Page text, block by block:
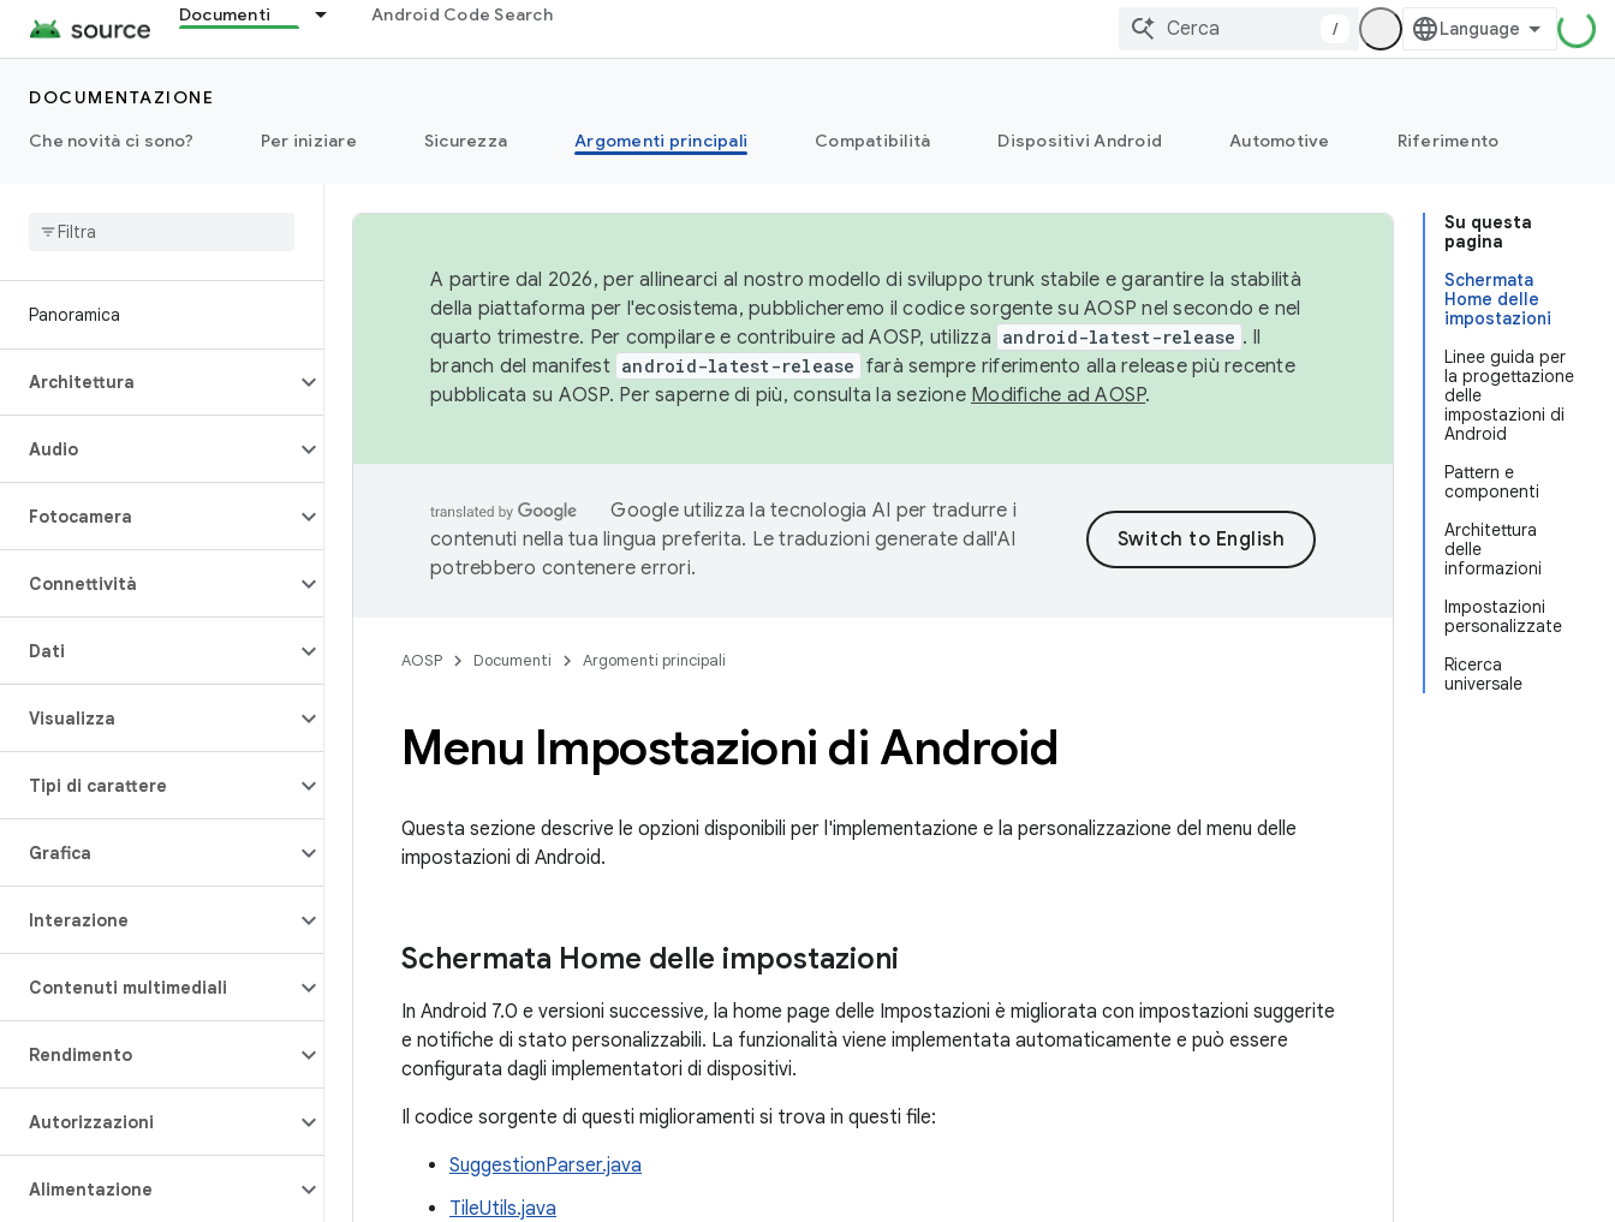
Documenti Android Code Search
/
DOCUMENTAZIONE
Che novità ci sono?
Per iniziare Sicurezza Argomenti principali Compatibilità Dispositivi Android Automotive Riferimento
Panoramica
Architettura
Audio
Fotocamera
Connettività
Dati
Visualizza
Tipi di carattere
Grafica
Interazione
Contenuti multimediali
Rendimento
Autorizzazioni
Alimentazione
Su questa
pagina
Schermata
Home delle
impostazioni
Linee guida per
la progettazione
delle
impostazioni di
Android
Pattern e
componenti
Architettura
delle
informazioni
Impostazioni
personalizzate
Ricerca
universale
A partire dal 2026, per allinearci al nostro modello di sviluppo trunk stabile e garantire la stabilità
della piattaforma per l'ecosistema, pubblicheremo il codice sorgente su AOSP nel secondo e nel
quarto trimestre. Per compilare e contribuire ad AOSP, utilizza android-latest-release . Il
branch del manifest android-latest-release farà sempre riferimento alla release più recente
pubblicata su AOSP. Per saperne di più, consulta la sezione Modifiche ad AOSP.
Google utilizza la tecnologia AI per tradurre i
contenuti nella tua lingua preferita. Le traduzioni generate dall'AI
potrebbero contenere errori.
AOSP Documenti Argomenti principali
Menu Impostazioni di Android
Questa sezione descrive le opzioni disponibili per l'implementazione e la personalizzazione del menu delle
impostazioni di Android.
Schermata Home delle impostazioni
In Android 7.0 e versioni successive, la home page delle Impostazioni è migliorata con impostazioni suggerite
e notifiche di stato personalizzabili. La funzionalità viene implementata automaticamente e può essere
configurata dagli implementatori di dispositivi.
Il codice sorgente di questi miglioramenti si trova in questi file:
SuggestionParser.java
TileUtils.java